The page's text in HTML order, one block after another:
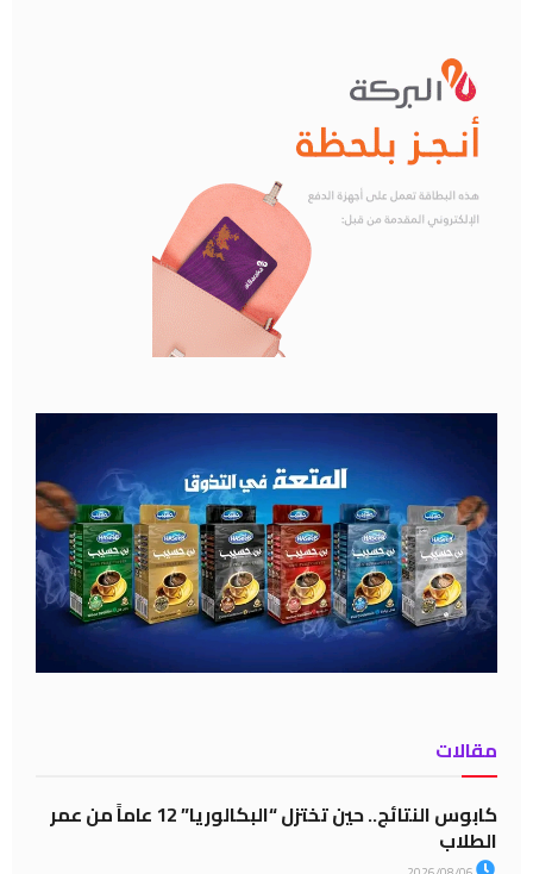
مقالات
كابوس النتائج.. حين تختزل “البكالوريا” 12 عاماً من عمر
الطلاب